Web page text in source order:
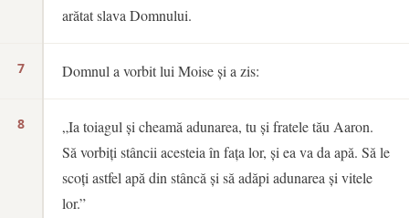
7
8
arătat slava Domnului.
Domnul a vorbit lui Moise și a zis:
„Ia toiagul și cheamă adunarea, tu și fratele tău Aaron.
Să vorbiți stâncii acesteia în fața lor, și ea va da apă. Să le
scoți astfel apă din stâncă și să adăpi adunarea și vitele
lor.”